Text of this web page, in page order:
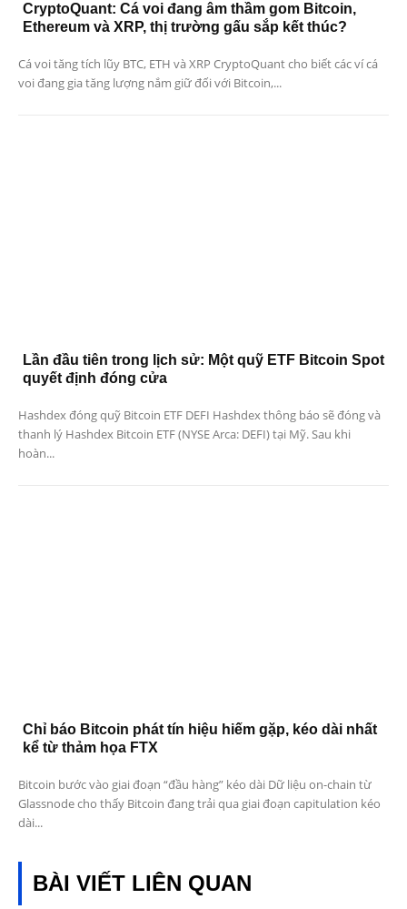
CryptoQuant: Cá voi đang âm thầm gom Bitcoin,
Ethereum và XRP, thị trường gấu sắp kết thúc?
Cá voi tăng tích lũy BTC, ETH và XRP CryptoQuant cho biết các ví cá
voi đang gia tăng lượng nắm giữ đối với Bitcoin,...
Lần đầu tiên trong lịch sử: Một quỹ ETF Bitcoin Spot
quyết định đóng cửa
Hashdex đóng quỹ Bitcoin ETF DEFI Hashdex thông báo sẽ đóng và
thanh lý Hashdex Bitcoin ETF (NYSE Arca: DEFI) tại Mỹ. Sau khi
hoàn...
Chỉ báo Bitcoin phát tín hiệu hiếm gặp, kéo dài nhất
kể từ thảm họa FTX
Bitcoin bước vào giai đoạn “đầu hàng” kéo dài Dữ liệu on-chain từ
Glassnode cho thấy Bitcoin đang trải qua giai đoạn capitulation kéo
dài...
BÀI VIẾT LIÊN QUAN